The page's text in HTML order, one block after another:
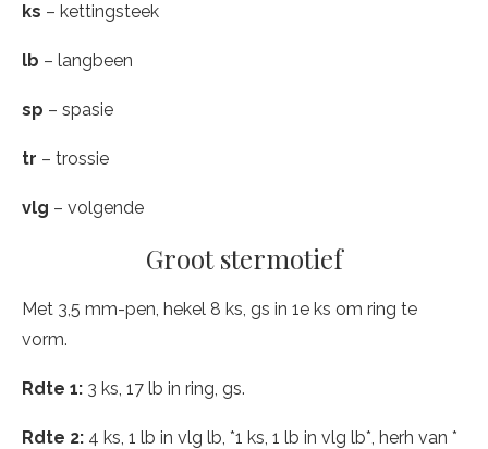
ks – kettingsteek
lb – langbeen
sp – spasie
tr – trossie
vlg – volgende
Groot stermotief
Met 3,5 mm-pen, hekel 8 ks, gs in 1e ks om ring te
vorm.
Rdte 1: 3 ks, 17 lb in ring, gs.
Rdte 2: 4 ks, 1 lb in vlg lb, *1 ks, 1 lb in vlg lb*, herh van *